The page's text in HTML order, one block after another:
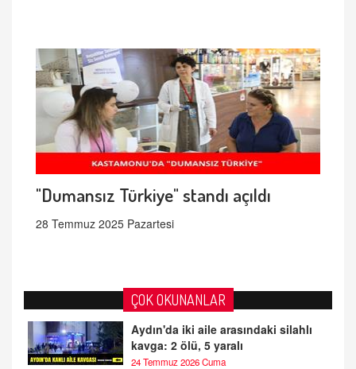
"Dumansız Türkiye" standı açıldı
28 Temmuz 2025 Pazartesi
ÇOK OKUNANLAR
Aydın'da iki aile arasındaki silahlı
kavga: 2 ölü, 5 yaralı
24 Temmuz 2026 Cuma